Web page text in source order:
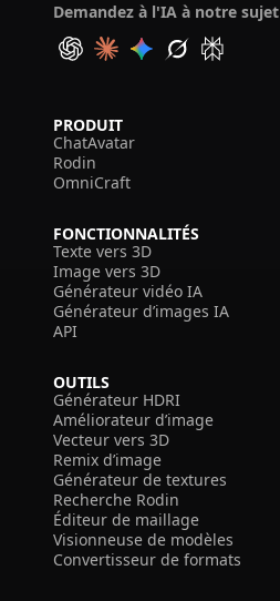
Demandez à l'IA à notre sujet
PRODUIT
ChatAvatar
Rodin
OmniCraft
FONCTIONNALITÉS
Texte vers 3D
Image vers 3D
Générateur vidéo IA
Générateur d’images IA
API
OUTILS
Générateur HDRI
Améliorateur d’image
Vecteur vers 3D
Remix d’image
Générateur de textures
Recherche Rodin
Éditeur de maillage
Visionneuse de modèles
Convertisseur de formats